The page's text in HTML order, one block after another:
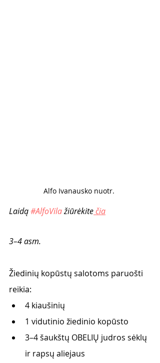
Alfo Ivanausko nuotr.
Laidą #AlfoVila žiūrėkite čia
3–4 asm.
Žiedinių kopūstų salotoms paruošti
reikia:
4 kiaušinių
1 vidutinio žiedinio kopūsto
3–4 šaukštų OBELIŲ judros sėklų
ir rapsų aliejaus